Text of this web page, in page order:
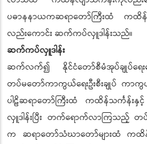
ပဓာနနာယကဆရာတော်ကြီးထံ ကထိန်
လည်းကောင်း ဆက်ကပ်လှူဒါန်းသည်။
ဆက်ကပ်လှူဒါန်း
ဆက်လက်၍ နိုင်ငံတော်စီမံအုပ်ချုပ်ရ
တပ်မတော်ကာကွယ်ရေးဦးစီးချုပ် ကာကွယ်
ပါဠိဆရာတော်ကြီးထံ ကထိန်သင်္ကန်း
လှူဒါန်းပြီး တက်ရောက်လာကြသည့် တပ်မတ
က ဆရာတော်သံဃာတော်များထံ ကထိန်